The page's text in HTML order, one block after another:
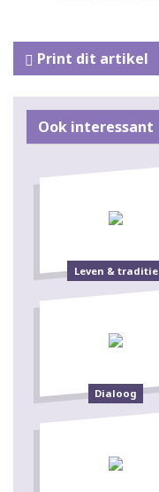
Print dit artikel
Ook interessant
Leven & traditie
Dialoog